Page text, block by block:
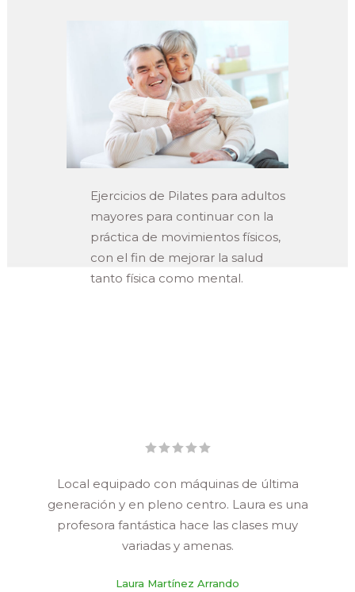
Ejercicios de Pilates para adultos
mayores para continuar con la
práctica de movimientos físicos,
con el fin de mejorar la salud
tanto física como mental.
Local equipado con máquinas de última
generación y en pleno centro. Laura es una
profesora fantástica hace las clases muy
variadas y amenas.
Laura Martínez Arrando